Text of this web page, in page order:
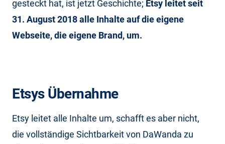
gesteckt hat, ist jetzt Geschichte; Etsy leitet seit
31. August 2018 alle Inhalte auf die eigene
Webseite, die eigene Brand, um.
Etsys Übernahme
Etsy leitet alle Inhalte um, schafft es aber nicht,
die vollständige Sichtbarkeit von DaWanda zu